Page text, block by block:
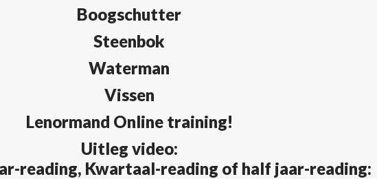
Boogschutter
Steenbok
Waterman
Vissen
Lenormand Online training!
Uitleg video:
reading, Kwartaal-reading of half jaar-reading: